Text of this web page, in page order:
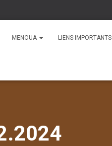
MENOUA LIENS IMPORTANTS